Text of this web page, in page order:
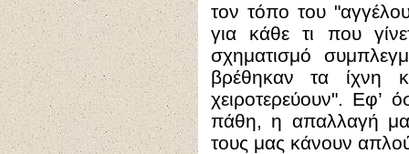
τον τόπο του
για κάθε τι που
σχηματισμό
βρέθηκαν τα ίχνη
χειροτερεύουν". Εφ’
πάθη, η απαλλαγή
τους μας κάνουν